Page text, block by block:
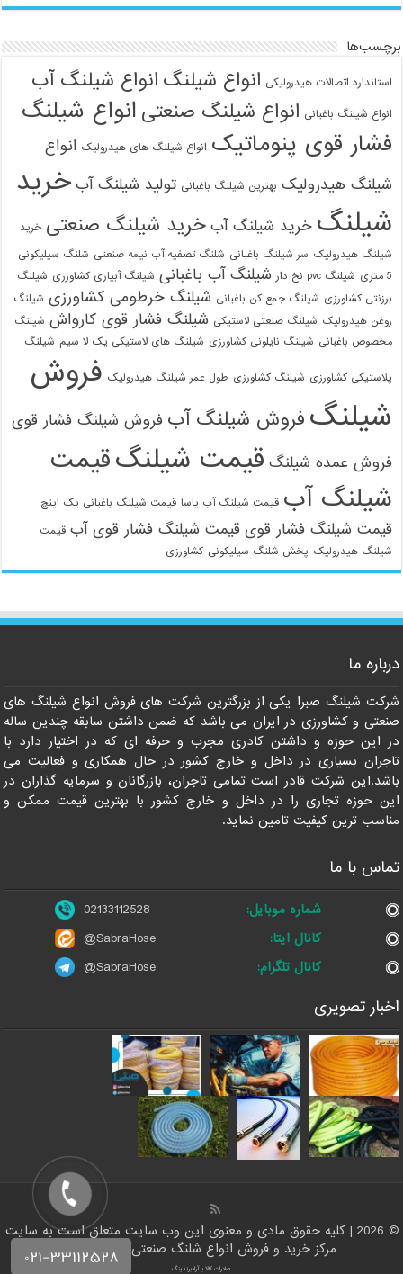
برچسب‌ها
استاندارد اتصالات هیدرولیکی انواع شیلنگ انواع شیلنگ آب
انواع شیلنگ باغبانی انواع شیلنگ صنعتی انواع شیلنگ
فشار قوی پنوماتیک انواع شیلنگ های هیدرولیک انواع
شیلنگ هیدرولیک بهترین شیلنگ باغبانی تولید شیلنگ آب خرید
شیلنگ خرید شیلنگ آب خرید شیلنگ صنعتی خرید
شیلنگ هیدرولیک سر شیلنگ باغبانی شلنگ تصفیه آب نیمه صنعتی شلنگ سیلیکونی
5 متری
شیلنگ pvc نخ دار شیلنگ آب باغبانی شیلنگ آبیاری کشاورزی شیلنگ
برزنتی کشاورزی شیلنگ جمع کن باغبانی شیلنگ خرطومی کشاورزی شیلنگ
روغن هیدرولیک شیلنگ صنعتی لاستیکی شیلنگ فشار قوی کارواش شیلنگ
مخصوص باغبانی شیلنگ نایلونی کشاورزی شیلنگ های لاستیکی یک لا سیم شیلنگ
پلاستیکی کشاورزی شیلنگ کشاورزی طول عمر شیلنگ هیدرولیک فروش
شیلنگ فروش شیلنگ آب فروش شیلنگ فشار قوی
فروش عمده شیلنگ قیمت شیلنگقیمت
شیلنگ آب قیمت شیلنگ آب یاسا قیمت شیلنگ باغبانی یک اینچ
قیمت شیلنگ فشار قوی قیمت شیلنگ فشار قوی آب قیمت
شیلنگ هیدرولیک پخش شلنگ سیلیکونی کشاورزی
درباره ما
شرکت شیلنگ صبرا یکی از بزرگترین شرکت های فروش انواع شیلنگ های
صنعتی و کشاورزی در ایران می باشد که ضمن داشتن سابقه چندین ساله
در این حوزه و داشتن کادری مجرب و حرفه ای که در اختیار دارد با
تاجران بسیاری در داخل و خارج کشور در حال همکاری و فعالیت می
باشد.این شرکت قادر است تمامی تاجران، بازرگانان و سرمایه گذاران در
این حوزه تجاری را در داخل و خارج کشور با بهترین قیمت ممکن و
مناسب ترین کیفیت تامین نماید.
تماس با ما
شماره موبایل:
02133112528
کانال ایتا:
@SabraHose
کانال تلگرام:
@SabraHose
اخبار تصویری
© 2026 | کلیه حقوق مادی و معنوی این وب سایت متعلق است به سایت
مرکز خرید و فروش انواع شلنگ صنعتی | شلنگ من
صادرات کالا با آرادبرندینگ